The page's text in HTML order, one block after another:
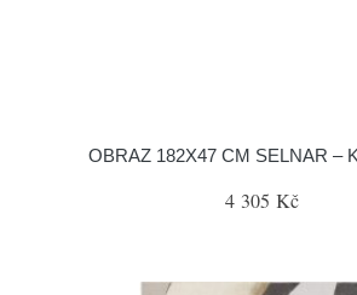
OBRAZ 182X47 CM SELNAR –
4 305 Kč